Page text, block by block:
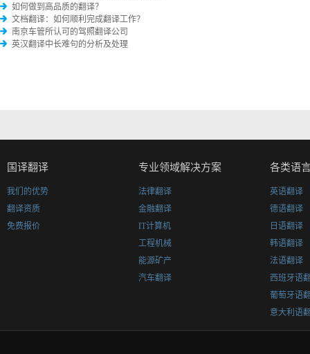
如何做到高品质的翻译？
文档翻译：如何顺利完成翻译工作？
南京车管所认可的驾照翻译公司
英汉翻译中长难句的分析及处理
国译翻译
我们的优势
翻译资质
免费报价
专业领域解决方案
法律翻译
金融翻译
IT计算机
工程机械
能源矿产
汽车翻译
各类语
英语翻译
德语翻译
日语翻译
韩语翻译
法语翻译
西班牙语
葡萄牙语
意大利语